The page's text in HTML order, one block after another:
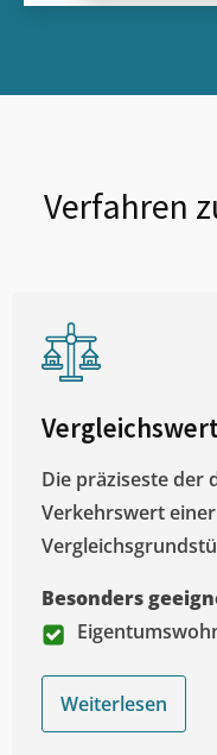
Verfahren
Die präziseste der
Verkehrswert
Besonders
Weiterlesen